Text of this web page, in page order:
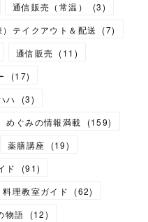
通信販売（常温） (3)
）テイクアウト＆配送 (7)
通信販売 (11 )
(17)
ハ (3)
めぐみの情報満載 (159)
薬膳講座 (19)
ド (91)
料理教室ガイド (62)
物語
(12)